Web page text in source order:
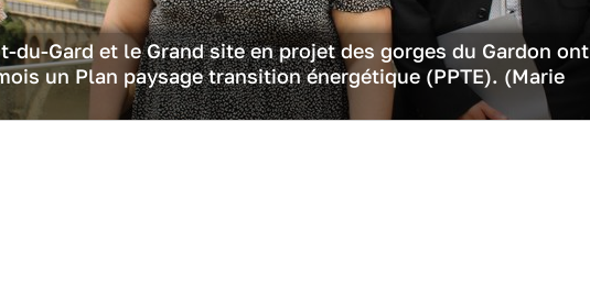
du-Gard et le Grand site en projet des gorges du Gardon ont
un Plan paysage transition énergétique (PPTE). (Marie